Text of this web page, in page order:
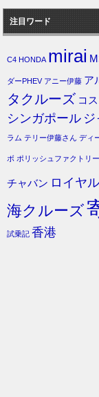
注目ワード
C4 HONDA mirai
ダーPHEV アニー伊藤 ア
タクルーズ コ
シンガポール ジ
ラム テリー伊藤さん ディ
ボ ポリッシュファクトリー
チャバン ロイヤ
海クルーズ
試乗記 香港